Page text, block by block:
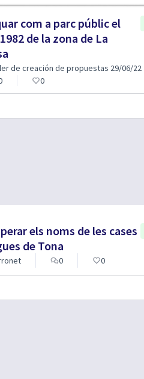
com a parc públic el
de la zona de La
de creación de propuestas 29/06/22
0
els noms de les cases
de Tona
0 0